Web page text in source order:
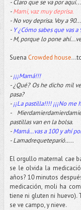
- Claro que se va por
-Mami, vaz muy deprisa.
- No voy deprisa. Voy a
- Y ¿Cómo sabes que vas a
- M, porque lo pone
Suena Crowded house
-¡¡¡Mamá!!!
- ¿Qué? Os he dicho mil
pasa?
-¡¡La pastilla!!!! ¡¡¡No
-
pastillas van en la bolsa.
-Mamá…vas a 100 y ahí
- Lamadrequeteparió…..
El orgullo maternal cae
se le olvida la
años? 10 minutos
medicación, moli ha
tiene ni gluten ni huevo).
se ve campo, y nieve.